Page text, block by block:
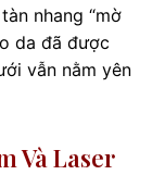
nhang “mờ
da đã được
vẫn nằm yên
Và Laser